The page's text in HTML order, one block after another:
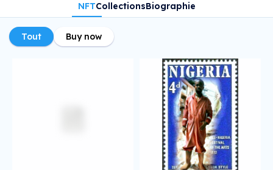
NFTCollectionsBiographie
Tout Buy now